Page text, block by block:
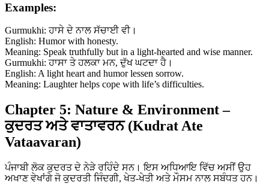
Examples:
Gurmukhi: ਹਾਸੇ ਦੇ ਨਾਲ ਸੱਚਾਈ ਵੀ।
English: Humor with honesty.
Meaning: Speak truthfully but in a light-hearted and wise manner.
Gurmukhi: ਹਾਸਾ ਤੇ ਹਲਕਾ ਮਨ, ਦੁੱਖ ਘਟਦਾ ਹੈ।
English: A light heart and humor lessen sorrow.
Meaning: Laughter helps cope with life’s difficulties.
Chapter 5: Nature & Environment –
ਕੁਦਰਤ ਅਤੇ ਵਾਤਾਵਰਨ (Kudrat Ate
Vataavaran)
ਪੰਜਾਬੀ ਲੋਕ ਕੁਦਰਤ ਦੇ ਨੇੜੇ ਰਹਿੰਦੇ ਸਨ। ਇਸ ਅਧਿਆਇ ਵਿੱਚ ਅਸੀਂ ਉਹ
ਅਖਾਣ ਵੇਖਾਂਗੇ ਜੋ ਕੁਦਰਤੀ ਜਿੰਦਗੀ, ਖੇਤ-ਖੇਤੀ ਅਤੇ ਮੌਸਮ ਨਾਲ ਸਬੰਧਤ ਹਨ।